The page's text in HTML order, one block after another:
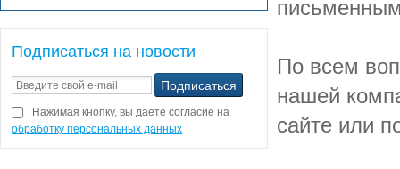
По всем
нашей
сайте или
Подписаться на новости
Нажимая кнопку, вы даете согласие на
обработку персональных данных